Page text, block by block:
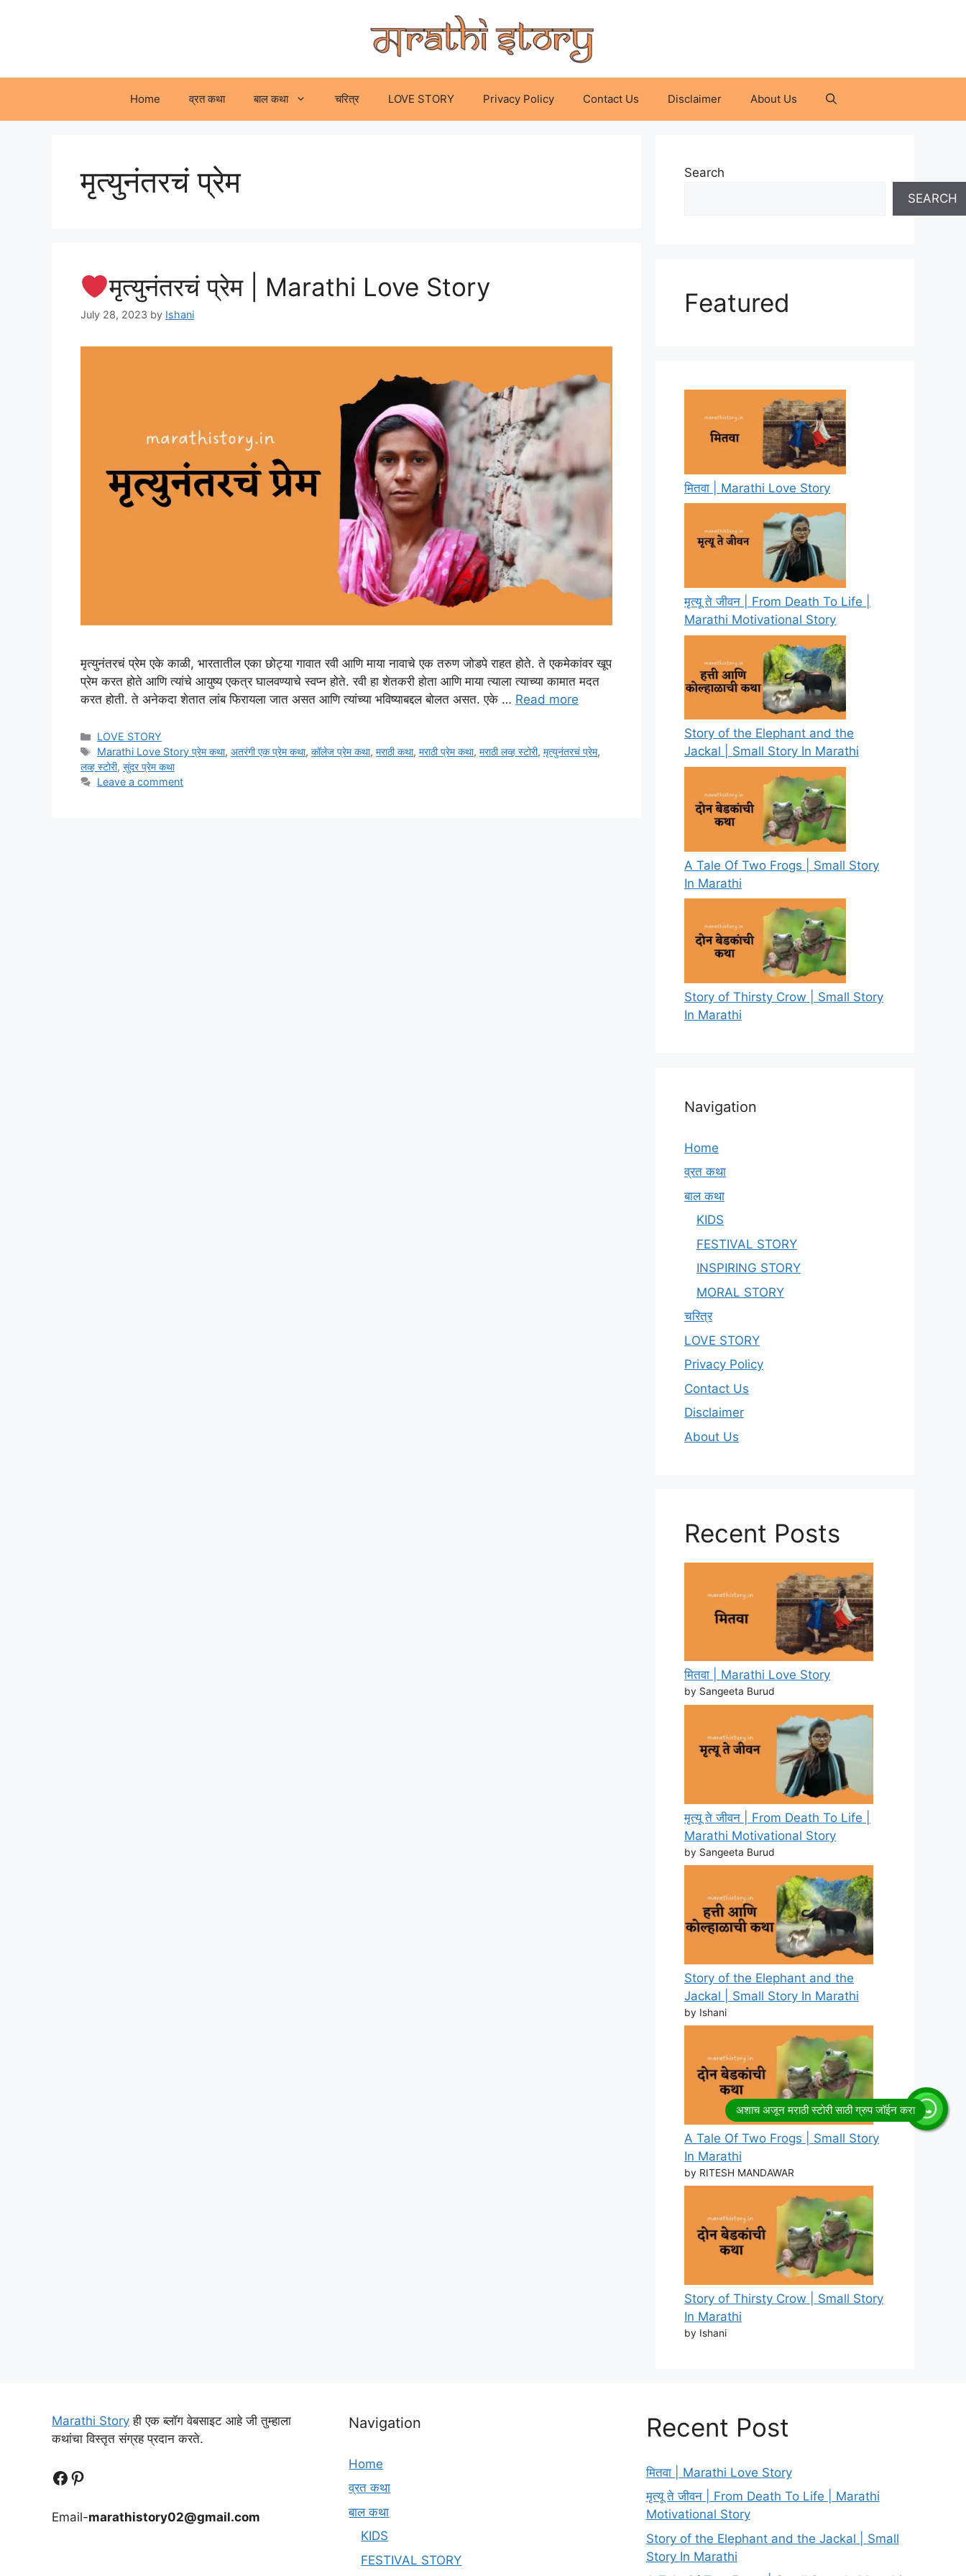
Home व्रत कथा बाल कथा चरित्र LOVE STORY Privacy Policy Contact Us Disclaimer About Us
मृत्युनंतरचं प्रेम
मृत्युनंतरचं प्रेम | Marathi Love Story
July 28, 2023 by Ishani
मृत्युनंतरचं प्रेम एके काळी, भारतातील एका छोट्या गावात रवी आणि माया नावाचे एक तरुण जोडपे राहत होते. ते एकमेकांवर खूप
प्रेम करत होते आणि त्यांचे आयुष्य एकत्र घालवण्याचे स्वप्न होते. रवी हा शेतकरी होता आणि माया त्याला त्याच्या कामात मदत
करत होती. ते अनेकदा शेतात लांब फिरायला जात असत आणि त्यांच्या भविष्याबद्दल बोलत असत. एके … Read more
Categories
LOVE STORY
Tags
Marathi Love Story प्रेम कथा,अतरंगी एक प्रेम कथा,कॉलेज प्रेम कथा,मराठी कथा,मराठी प्रेम कथा,मराठी लव्ह स्टोरी,मृत्युनंतरचं प्रेम,
लव्ह स्टोरी, सुंदर प्रेम कथा
Leave a comment
Search
SEARCH
Featured
मितवा | Marathi Love Story
मृत्यू ते जीवन | From Death To Life |
Marathi Motivational Story
Story of the Elephant and the
Jackal | Small Story In Marathi
A Tale Of Two Frogs | Small Story
In Marathi
Story of Thirsty Crow | Small Story
In Marathi
Navigation
Home
व्रत कथा
बाल कथा
KIDS
FESTIVAL STORY
INSPIRING STORY
MORAL STORY
चरित्र
LOVE STORY
Privacy Policy
Contact Us
Disclaimer
About Us
Recent Posts
मितवा | Marathi Love Story
by Sangeeta Burud
मृत्यू ते जीवन | From Death To Life |
Marathi Motivational Story
by Sangeeta Burud
Story of the Elephant and the
Jackal | Small Story In Marathi
by Ishani
A Tale Of Two Frogs | Small Story
In Marathi
by RITESH MANDAWAR
Story of Thirsty Crow | Small Story
In Marathi
by Ishani
Marathi Story ही एक ब्लॉग वेबसाइट आहे जी तुम्हाला
कथांचा विस्तृत संग्रह प्रदान करते.
Follow UsFollow us
Email-marathistory02@gmail.com
Navigation
Home
व्रत कथा
बाल कथा
KIDS
FESTIVAL STORY
Recent Post
मितवा | Marathi Love Story
मृत्यू ते जीवन | From Death To Life | Marathi
Motivational Story
Story of the Elephant and the Jackal | Small
Story In Marathi